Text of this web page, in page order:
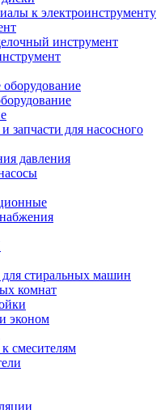
к электроинструменту
инструмент
запчасти для насосного
давления
стиральных машин
комнат
эконом
смесителям